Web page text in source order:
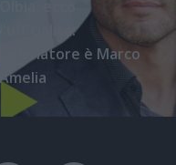
l'ufficialità:
l'allenatore è Marco
Amelia